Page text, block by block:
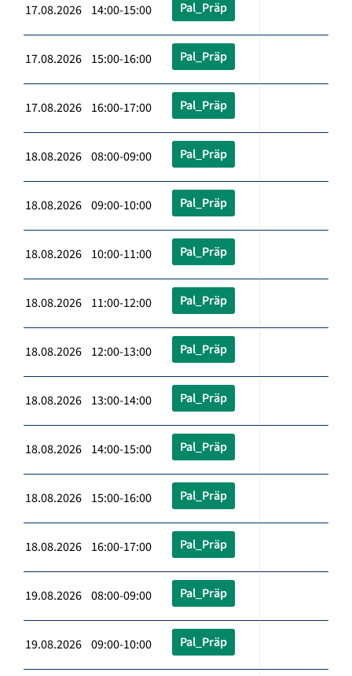
17.08.2026 14:00-15:00 Pal_Präp
17.08.2026 15:00-16:00 Pal_Präp
17.08.2026 16:00-17:00 Pal_Präp
18.08.2026 08:00-09:00 Pal_Präp
18.08.2026 09:00-10:00 Pal_Präp
18.08.2026 10:00-11:00 Pal_Präp
18.08.2026 11:00-12:00 Pal_Präp
18.08.2026 12:00-13:00 Pal_Präp
18.08.2026 13:00-14:00 Pal_Präp
18.08.2026 14:00-15:00 Pal_Präp
18.08.2026 15:00-16:00 Pal_Präp
18.08.2026 16:00-17:00 Pal_Präp
19.08.2026 08:00-09:00 Pal_Präp
19.08.2026 09:00-10:00 Pal_Präp